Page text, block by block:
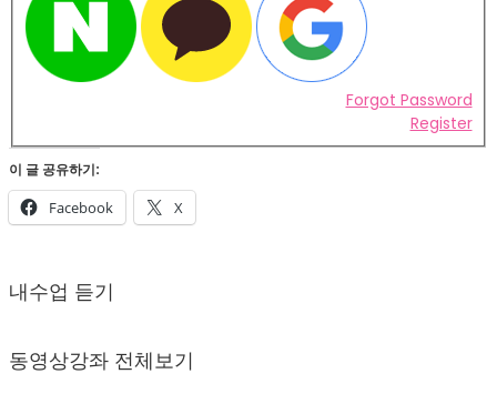
Forgot Password
Register
이 글 공유하기:
Facebook X
02-
내수업 듣기
동영상강좌 전체보기